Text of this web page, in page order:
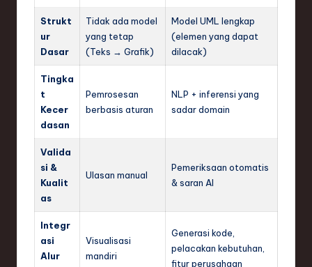
Strukt
ur
Dasar
Tidak ada model
yang tetap
(Teks → Grafik)
Model UML lengkap
(elemen yang dapat
dilacak)
Tingka
t
Kecer
dasan
Pemrosesan
berbasis aturan
NLP + inferensi yang
sadar domain
Valida
si &
Kualit
as
Ulasan manual
Pemeriksaan otomatis
& saran AI
Integr
asi
Alur
Visualisasi
mandiri
Generasi kode,
pelacakan kebutuhan,
fitur perusahaan